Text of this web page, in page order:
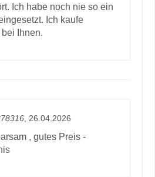
Ich habe noch nie so ein
Ich kaufe
Ihnen.
, 26.04.2026
, gutes Preis -